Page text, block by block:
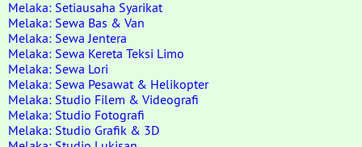
Melaka: Setiausaha Syarikat
Melaka: Sewa Bas & Van
Melaka: Sewa Jentera
Melaka: Sewa Kereta Teksi Limo
Melaka: Sewa Lori
Melaka: Sewa Pesawat & Helikopter
Melaka: Studio Filem & Videografi
Melaka: Studio Fotografi
Melaka: Studio Grafik & 3D